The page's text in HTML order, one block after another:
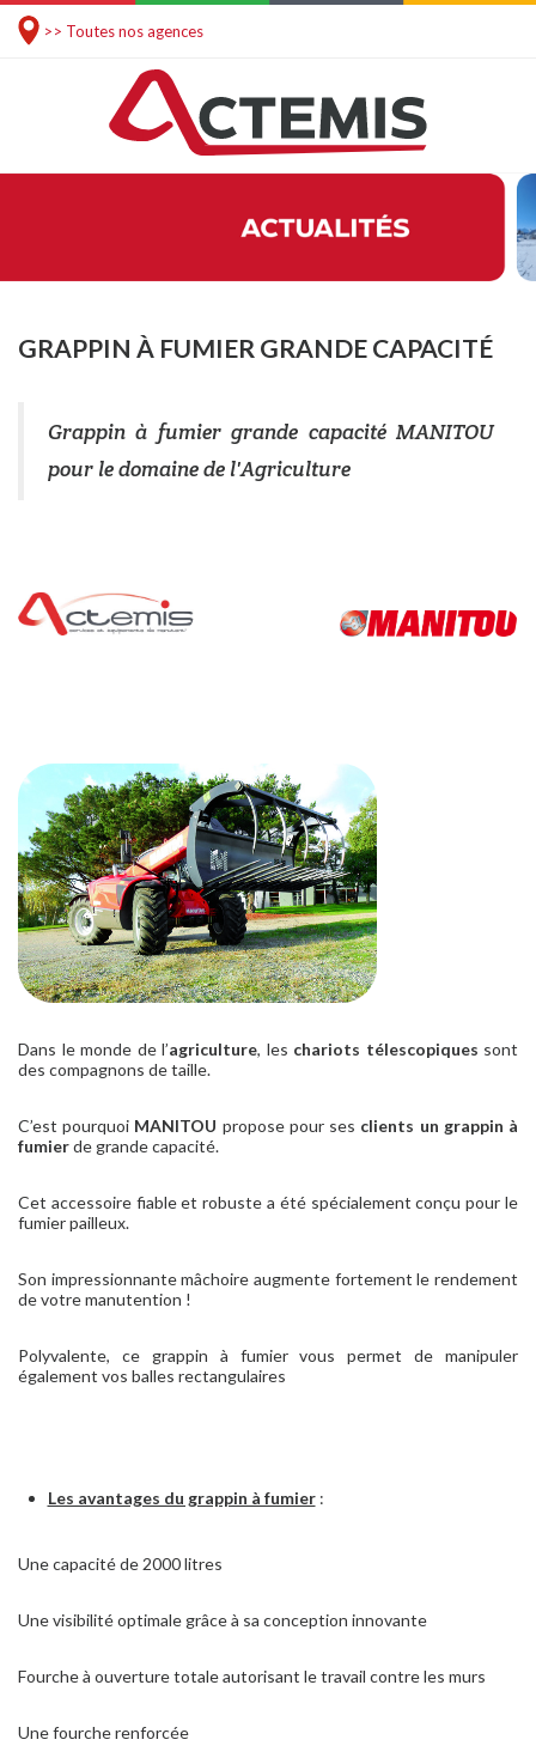
>> Toutes nos agences
GRAPPIN À FUMIER GRANDE CAPACITÉ
Grappin à fumier grande capacité MANITOU
pour le domaine de l'Agriculture
Dans le monde de l’agriculture, les chariots télescopiques sont
des compagnons de taille.
C’est pourquoi MANITOU propose pour ses clients un grappin à
fumierde grande capacité.
Cet accessoire fiable et robuste a été spécialement conçu pour le
fumier pailleux.
Son impressionnante mâchoire augmente fortement le rendement
de votre manutention !
Polyvalente, ce grappin à fumier vous permet de manipuler
également vos balles rectangulaires
Les avantages du grappin à fumier:
Une capacité de 2000 litres
Une visibilité optimale grâce à sa conception innovante
Fourche à ouverture totale autorisant le travail contre les murs
Une fourche renforcée